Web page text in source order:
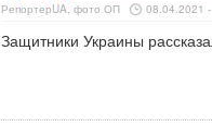
РепортерUA, фото ОП 08.04.2021
Защитники Украины